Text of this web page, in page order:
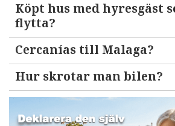
Köpt hus med hyresgäst
flytta?
Cercanías till Malaga?
Hur skrotar man bilen?